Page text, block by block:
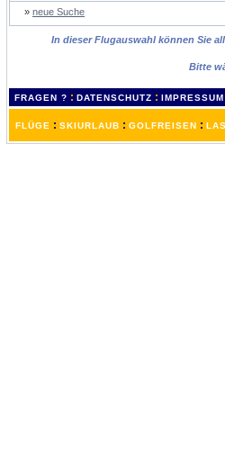
» neue Suche
In dieser Flugauswahl können Sie
Bitte
FRAGEN ? : DATENSCHUTZ : IMPRESSUM
FLÜGE : SKIURLAUB : GOLFREISEN :